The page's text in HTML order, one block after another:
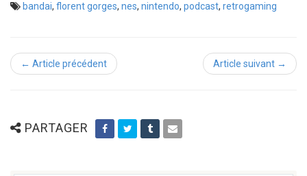
bandai, florent gorges, nes, nintendo, podcast, retrogaming
← Article précédent Article suivant →
PARTAGER